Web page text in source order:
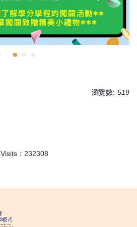
瀏覽數: 519
Visits： 232308